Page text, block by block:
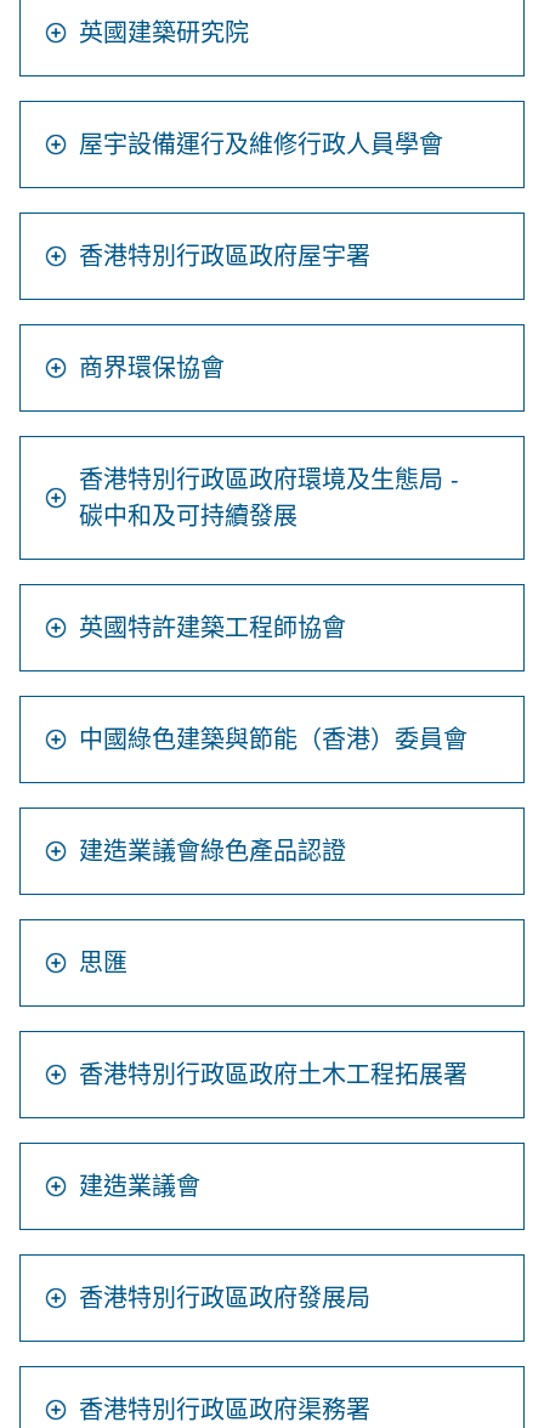
英國建築研究院
屋宇設備運行及維修行政人員學會
香港特別行政區政府屋宇署
商界環保協會
香港特別行政區政府環境及生態局 -
碳中和及可持續發展
英國特許建築工程師協會
中國綠色建築與節能（香港）委員會
建造業議會綠色產品認證
思匯
香港特別行政區政府土木工程拓展署
建造業議會
香港特別行政區政府發展局
香港特別行政區政府渠務署